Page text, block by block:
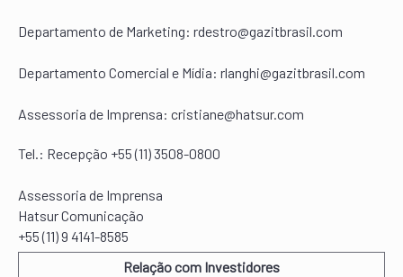
Departamento de Marketing: rdestro@gazitbrasil.com
Departamento Comercial e Mídia: rlanghi@gazitbrasil.com
Assessoria de Imprensa: cristiane@hatsur.com
Tel.: Recepção +55 (11) 3508-0800
Assessoria de Imprensa
Hatsur Comunicação
+55 (11) 9 4141-8585
Relação com Investidores